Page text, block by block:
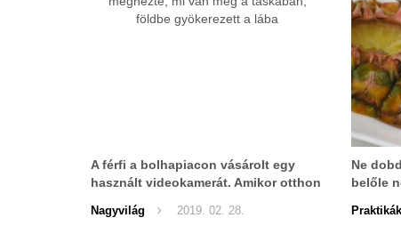
A férfi a bolhapiacon vásárolt egy
használt videokamerát. Amikor otthon
földbe gyökerezett a lába
Nagyvilág 2019. 02. 28.
Ne
belőle
Praktikák